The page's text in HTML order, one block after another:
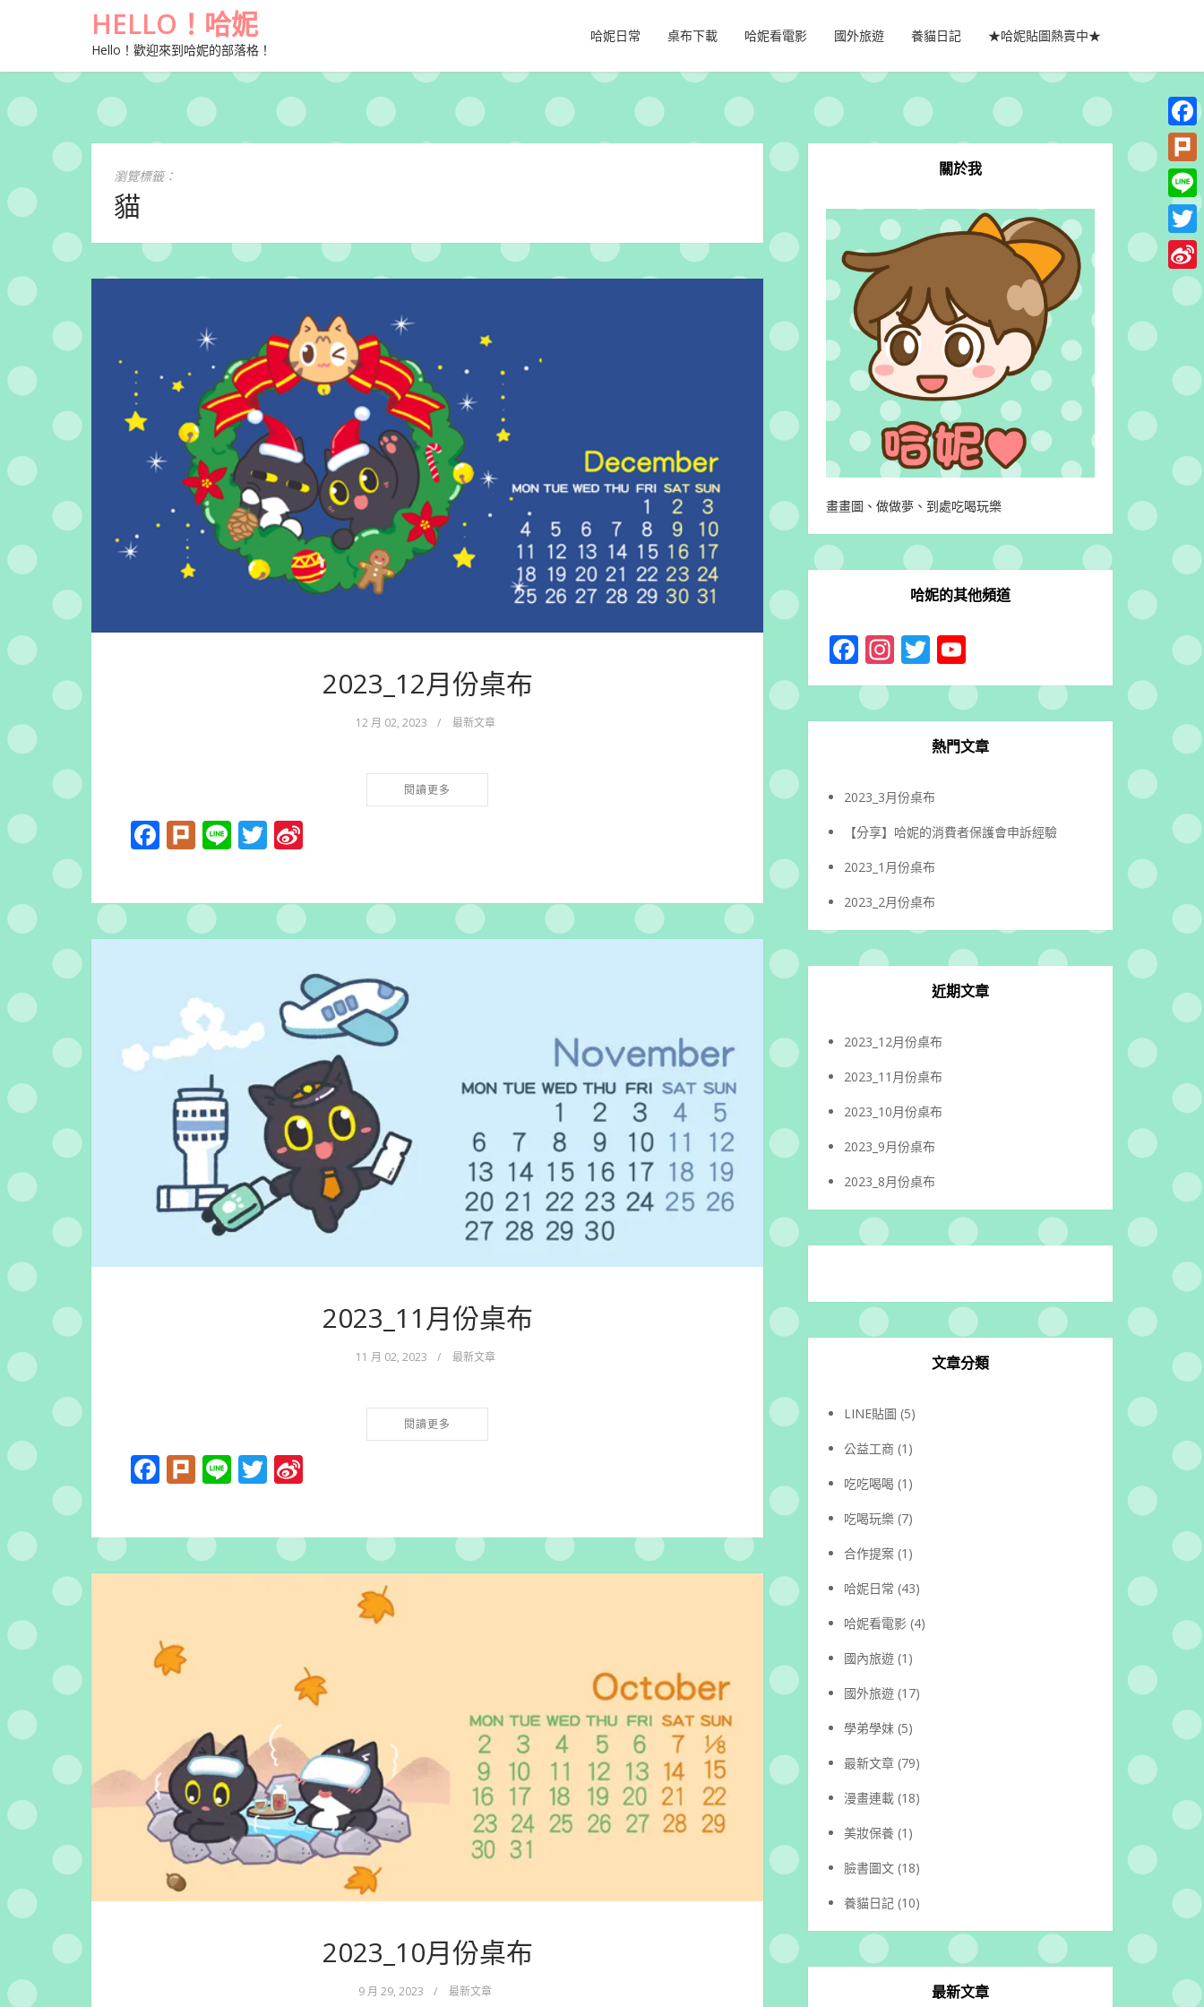
HELLO！哈妮
Hello！歡迎來到哈妮的部落格！
哈妮日常 桌布下載 哈妮看電影 國外旅遊 養貓日記 ★哈妮貼圖熱賣中★
瀏覽標籤：
貓
2023_12月份桌布
12 月 02, 2023 / 最新文章
閱讀更多
Facebook
PlurkLineTwitter
2023_11月份桌布
11 月 02, 2023 / 最新文章
閱讀更多
Facebook
PlurkLineTwitter
2023_10月份桌布
9 月 29, 2023 / 最新文章
關於我
畫畫圖、做做夢、到處吃喝玩樂
哈妮的其他頻道
Facebook
Instagram
Twitter
Channel
熱門文章
2023_3月份桌布
【分享】哈妮的消費者保護會申訴經驗
2023_1月份桌布
2023_2月份桌布
近期文章
2023_12月份桌布
2023_11月份桌布
2023_10月份桌布
2023_9月份桌布
2023_8月份桌布
文章分類
LINE貼圖 (5)
公益工商 (1)
吃吃喝喝 (1)
吃喝玩樂 (7)
合作提案 (1)
哈妮日常 (43)
哈妮看電影 (4)
國內旅遊 (1)
國外旅遊 (17)
學弟學妹 (5)
最新文章 (79)
漫畫連載 (18)
美妝保養 (1)
臉書圖文 (18)
養貓日記 (10)
最新文章
Plurk
Line
Sina
Weibo